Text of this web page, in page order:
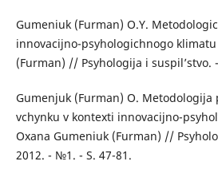
Gumeniuk (Furman) O.Y.
innovacijno-psyhologichnogo
(Furman) // Psyhologija i suspil’stvo.
Gumenjuk (Furman) O. Metodologija
vchynku v kontexti innovacijno-
Oxana Gumeniuk (Furman) //
2012. - №1. - S. 47-81.